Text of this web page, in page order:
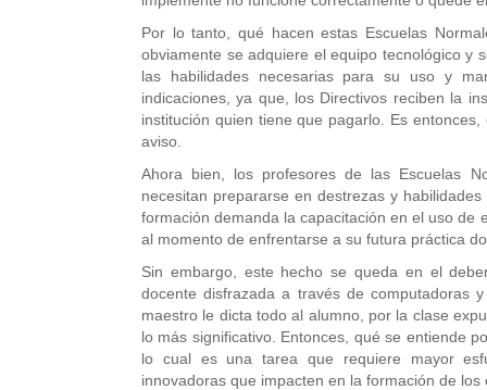
Por lo tanto, qué hacen estas Escuelas
obviamente se adquiere el equipo tecnológico y
las habilidades necesarias para su uso y
indicaciones, ya que, los Directivos reciben la
institución quien tiene que pagarlo. Es
aviso.
Ahora bien, los profesores de las Escuelas
necesitan prepararse en destrezas y
formación demanda la capacitación en el uso de
al momento de enfrentarse a su futura práctica
Sin embargo, este hecho se queda en el
docente disfrazada a través de computadoras
maestro le dicta todo al alumno, por la clase
lo más significativo. Entonces, qué se entiende
lo cual es una tarea que requiere mayor
innovadoras que impacten en la formación de los